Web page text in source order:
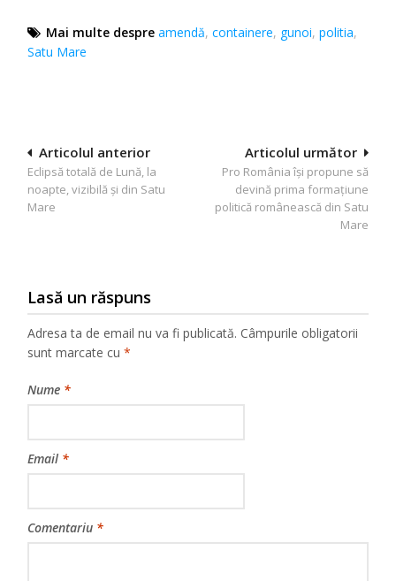
Mai multe despre amendă,containere, gunoi,politia,
Satu Mare
Navigare
în
articole
Articolul următor
Pro România își propune să
devină prima formațiune
politică românească din Satu
Mare
Articolul anterior
Eclipsă totală de Lună, la
noapte, vizibilă și din Satu
Mare
Lasă un răspuns
Adresa ta de email nu va fi publicată. Câmpurile obligatorii
sunt marcate cu*
Nume *
Email *
Comentariu *